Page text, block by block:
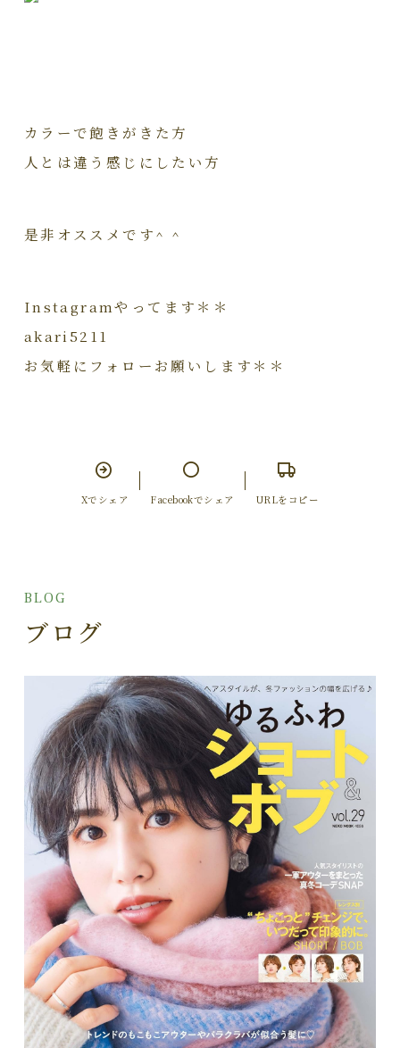
カラーで飽きがきた方
人とは違う感じにしたい方
是非オススメです^ ^
Instagramやってます＊＊
akari5211
お気軽にフォローお願いします＊＊
Xでシェア Facebookでシェア URLをコピー
BLOG
ブログ